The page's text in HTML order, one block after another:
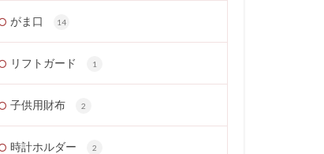
がま口 14
リフトガード 1
子供用財布 2
時計ホルダー 2